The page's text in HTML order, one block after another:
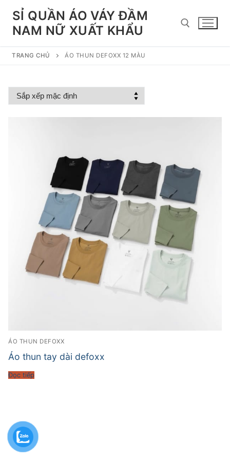
Chuyển
đếnSỈ QUẦN ÁO VÁY ĐẦM
NAM NỮ XUẤT KHẨU
TRANG CHỦ ÁO THUN DEFOXX 12 MÀU
ÁO THUN DEFOXX
Áo thun tay dài defoxx
Đọc tiếp